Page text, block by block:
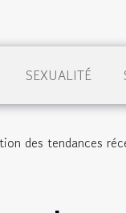
SEXUALITÉ
des tendances